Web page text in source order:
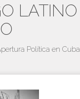
LATINO
Política en Cuba